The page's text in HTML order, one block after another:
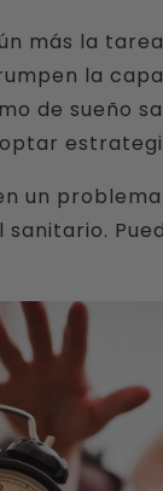
más la
la
de sueño
un